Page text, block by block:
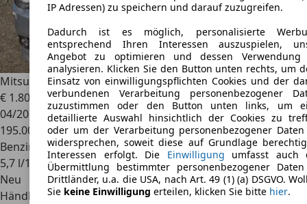
IP Adressen) zu speichern und darauf zuzugreifen.
Dadurch ist es möglich, personalisierte
entsprechend Ihren Interessen auszuspielen,
Angebot zu optimieren und dessen Verwendung
analysieren. Klicken Sie den Button unten rechts, um
Einsatz von einwilligungspflichten Cookies und der
verbundenen Verarbeitung personenbezogener
zuzustimmen oder den Button unten links, um
detaillierte Auswahl hinsichtlich der Cookies zu
oder um der Verarbeitung personenbezogener
widersprechen, soweit diese auf Grundlage
Interessen erfolgt. Die Einwilligung umfasst auch
Übermittlung bestimmter personenbezogener
Drittländer, u.a. die USA, nach Art. 49 (1) (a) DSGVO.
Sie keine Einwilligung erteilen, klicken Sie bitte hier.
Mitsubishi LancerLancer Fließheck 1.6 ClearTec Invite
€ 1.800
04/2012
195.008 km
Benzin
5,7 l/100 km (komb.)
Neu
Händler